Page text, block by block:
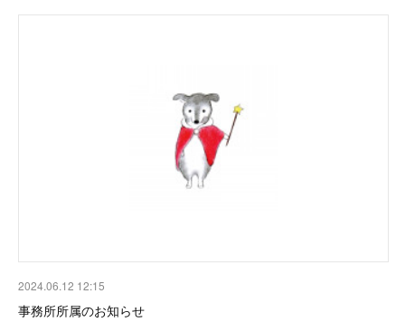
2024.06.12 12:15
事務所所属のお知らせ